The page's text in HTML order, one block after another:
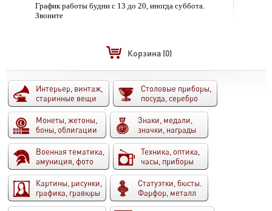
График работы будни с 13 до 20, иногда суббота.
Звоните
Корзина (0)
Интерьер, винтаж,
старинные вещи
Столовые приборы,
посуда, серебро
Монеты, жетоны,
боны, облигации
Знаки, медали,
значки, награды
Военная тематика,
амуниция, фото
Техника, оптика,
часы, приборы
Картины, рисунки,
графика, гравюры
Статуэтки, бюсты.
Фарфор, металл